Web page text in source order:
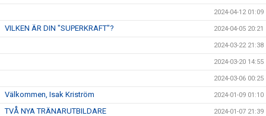
2024-04-12 01:09
VILKEN ÄR DIN "SUPERKRAFT"? 2024-04-05 20:21
2024-03-22 21:38
2024-03-20 14:55
2024-03-06 00:25
Välkommen, Isak Kriström 2024-01-09 01:10
TVÅ NYA TRÄNARUTBILDARE 2024-01-07 21:39